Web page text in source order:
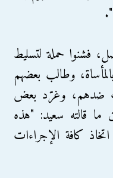
فشنوا حملة لتسليط
وطالب بعضهم
ضدهم، وغرّد بعض
ما قالته سعيد: "هذه
كافة الإجراءات